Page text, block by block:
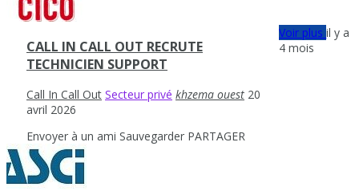
CALL IN CALL OUT RECRUTE
TECHNICIEN SUPPORT
Call In Call Out Secteur privé khzema ouest 20
avril 2026
Envoyer à un ami Sauvegarder PARTAGER
Voir plusil y a
4 mois